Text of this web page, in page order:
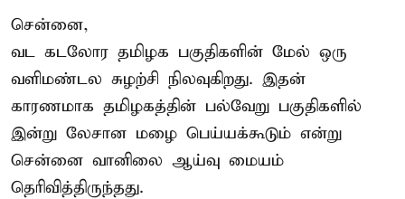
சென்னை,
வட கடலோர தமிழக பகுதிகளின் மேல் ஒரு
வளிமண்டல சுழற்சி நிலவுகிறது. இதன்
காரணமாக தமிழகத்தின் பல்வேறு பகுதிகளில்
இன்று லேசான மழை பெய்யக்கூடும் என்று
சென்னை வானிலை ஆய்வு மையம்
தெரிவித்திருந்தது.